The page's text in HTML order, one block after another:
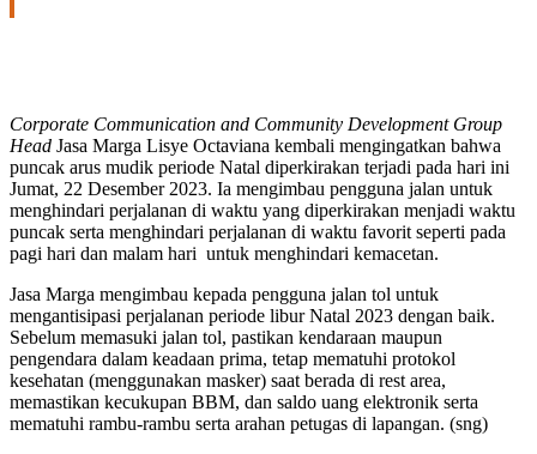
Corporate Communication and Community Development Group
Head Jasa Marga Lisye Octaviana kembali mengingatkan bahwa
puncak arus mudik periode Natal diperkirakan terjadi pada hari ini
Jumat, 22 Desember 2023. Ia mengimbau pengguna jalan untuk
menghindari perjalanan di waktu yang diperkirakan menjadi waktu
puncak serta menghindari perjalanan di waktu favorit seperti pada
pagi hari dan malam hari untuk menghindari kemacetan.
Jasa Marga mengimbau kepada pengguna jalan tol untuk
mengantisipasi perjalanan periode libur Natal 2023 dengan baik.
Sebelum memasuki jalan tol, pastikan kendaraan maupun
pengendara dalam keadaan prima, tetap mematuhi protokol
kesehatan (menggunakan masker) saat berada di rest area,
memastikan kecukupan BBM, dan saldo uang elektronik serta
mematuhi rambu-rambu serta arahan petugas di lapangan. (sng)